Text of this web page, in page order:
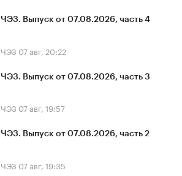
ЧЭЗ. Выпуск от 07.08.2026, часть 4
ЧЭЗ 07 авг, 20:22
ЧЭЗ. Выпуск от 07.08.2026, часть 3
ЧЭЗ 07 авг, 19:57
ЧЭЗ. Выпуск от 07.08.2026, часть 2
ЧЭЗ 07 авг, 19:35